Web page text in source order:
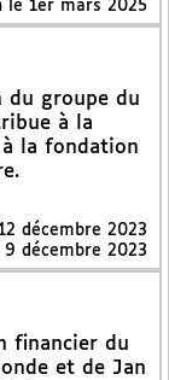
le 1er mars 2025
du groupe du
à la
la fondation
décembre 2023
décembre 2023
financier du
et de Jan